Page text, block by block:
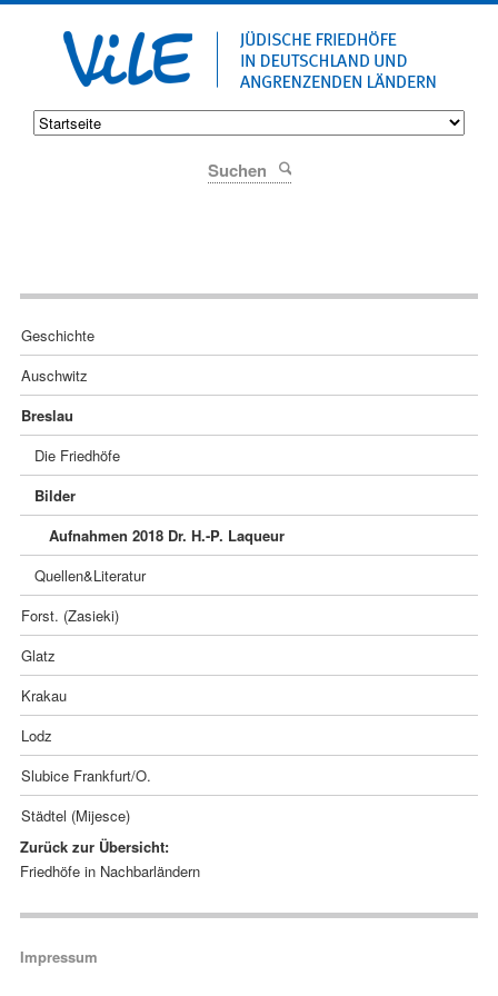
Navigation
überspringen
Geschichte
Auschwitz
Breslau
Die Friedhöfe
Bilder
Aufnahmen 2018 Dr. H.-P. Laqueur
Quellen&Literatur
Forst. (Zasieki)
Glatz
Krakau
Lodz
Slubice Frankfurt/O.
Städtel (Mijesce)
Zurück zur Übersicht:
Navigation
Friedhöfe in Nachbarländern
Navigation überspringen
Impressum